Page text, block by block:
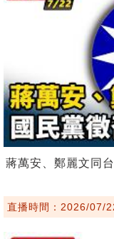
蔣萬安、鄭麗文同
直播時間：2026/07/